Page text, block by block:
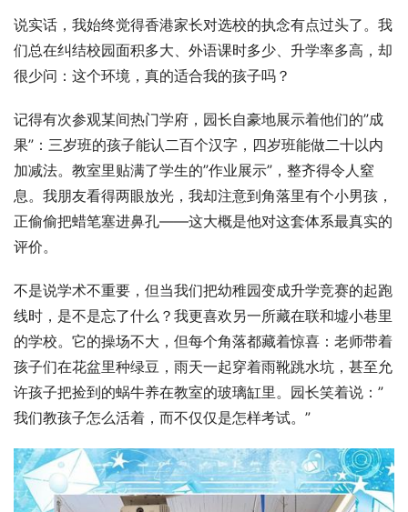
说实话，我始终觉得香港家长对选校的执念有点过头了。我
们总在纠结校园面积多大、外语课时多少、升学率多高，却
很少问：这个环境，真的适合我的孩子吗？
记得有次参观某间热门学府，园长自豪地展示着他们的”成
果”：三岁班的孩子能认二百个汉字，四岁班能做二十以内
加减法。教室里贴满了学生的”作业展示”，整齐得令人窒
息。我朋友看得两眼放光，我却注意到角落里有个小男孩，
正偷偷把蜡笔塞进鼻孔——这大概是他对这套体系最真实的
评价。
不是说学术不重要，但当我们把幼稚园变成升学竞赛的起跑
线时，是不是忘了什么？我更喜欢另一所藏在联和墟小巷里
的学校。它的操场不大，但每个角落都藏着惊喜：老师带着
孩子们在花盆里种绿豆，雨天一起穿着雨靴跳水坑，甚至允
许孩子把捡到的蜗牛养在教室的玻璃缸里。园长笑着说：”
我们教孩子怎么活着，而不仅仅是怎样考试。”